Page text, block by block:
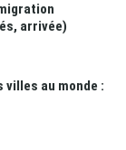
arrivée)
villes au monde :